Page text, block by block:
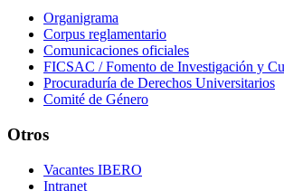
Organigrama
Corpus reglamentario
Comunicaciones oficiales
FICSAC / Fomento de Investigación y
Procuraduría de Derechos Universitarios
Comité de Género
Otros
Vacantes IBERO
Intranet